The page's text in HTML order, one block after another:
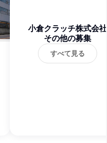
小倉クラッチ株式会社
その他の募集
すべて見る